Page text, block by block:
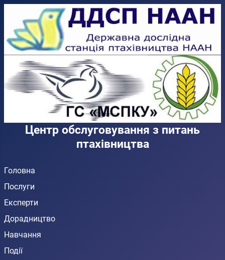
Центр обслуговування з питань
птахівництва
Головна
Послуги
Експерти
Дорадництво
Навчання
Події